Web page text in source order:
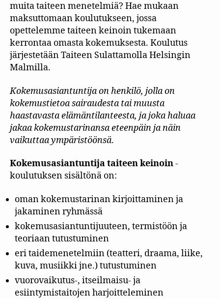
muita taiteen menetelmiä? Hae mukaan
maksuttomaan koulutukseen, jossa
opettelemme taiteen keinoin tukemaan
kerrontaa omasta kokemuksesta. Koulutus
järjestetään Taiteen Sulattamolla Helsingin
Malmilla.
Kokemusasiantuntija on henkilö, jolla on
kokemustietoa sairaudesta tai muusta
haastavasta elämäntilanteesta, ja joka haluaa
jakaa kokemustarinansa eteenpäin ja näin
vaikuttaa ympäristöönsä.
Kokemusasiantuntija taiteen keinoin-
koulutuksen sisältönä on:
oman kokemustarinan kirjoittaminen ja
jakaminen ryhmässä
kokemusasiantuntijuuteen, termistöön ja
teoriaan tutustuminen
eri taidemenetelmiin (teatteri, draama, liike,
kuva, musiikki jne.) tutustuminen
vuorovaikutus-, itseilmaisu- ja
esiintymistaitojen harjoitteleminen